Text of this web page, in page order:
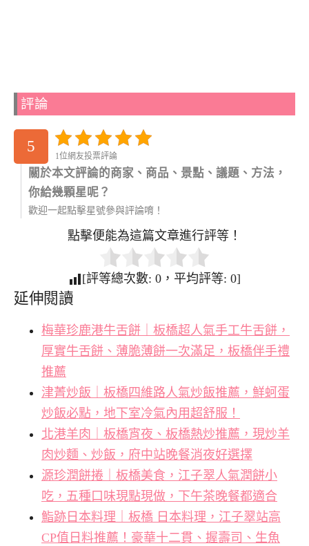
評論
5
1位網友投票評論
關於本文評論的商家、商品、景點、議題、方法，
你給幾顆星呢？
歡迎一起點擊星號參與評論唷！
點擊便能為這篇文章進行評等！
[評等總次數: 0 ，平均評等: 0]
延伸閱讀
梅華珍鹿港牛舌餅｜板橋超人氣手工牛舌餅，
厚實牛舌餅、薄脆薄餅一次滿足，板橋伴手禮
推薦
津菁炒飯｜板橋四維路人氣炒飯推薦，鮮蚵蛋
炒飯必點，地下室冷氣內用超舒服！
北港羊肉｜板橋宵夜、板橋熱炒推薦，現炒羊
肉炒麵、炒飯，府中站晚餐消夜好選擇
源珍潤餅捲｜板橋美食，江子翠人氣潤餅小
吃，五種口味現點現做，下午茶晚餐都適合
鮨跡日本料理｜板橋 日本料理，江子翠站高
CP值日料推薦！豪華十二貫、握壽司、生魚